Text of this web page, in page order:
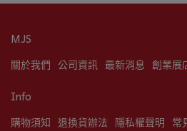
MJS
關於我們 公司資訊 最新消息 創業展
Info
購物須知 退換貨辦法 隱私權聲明 常